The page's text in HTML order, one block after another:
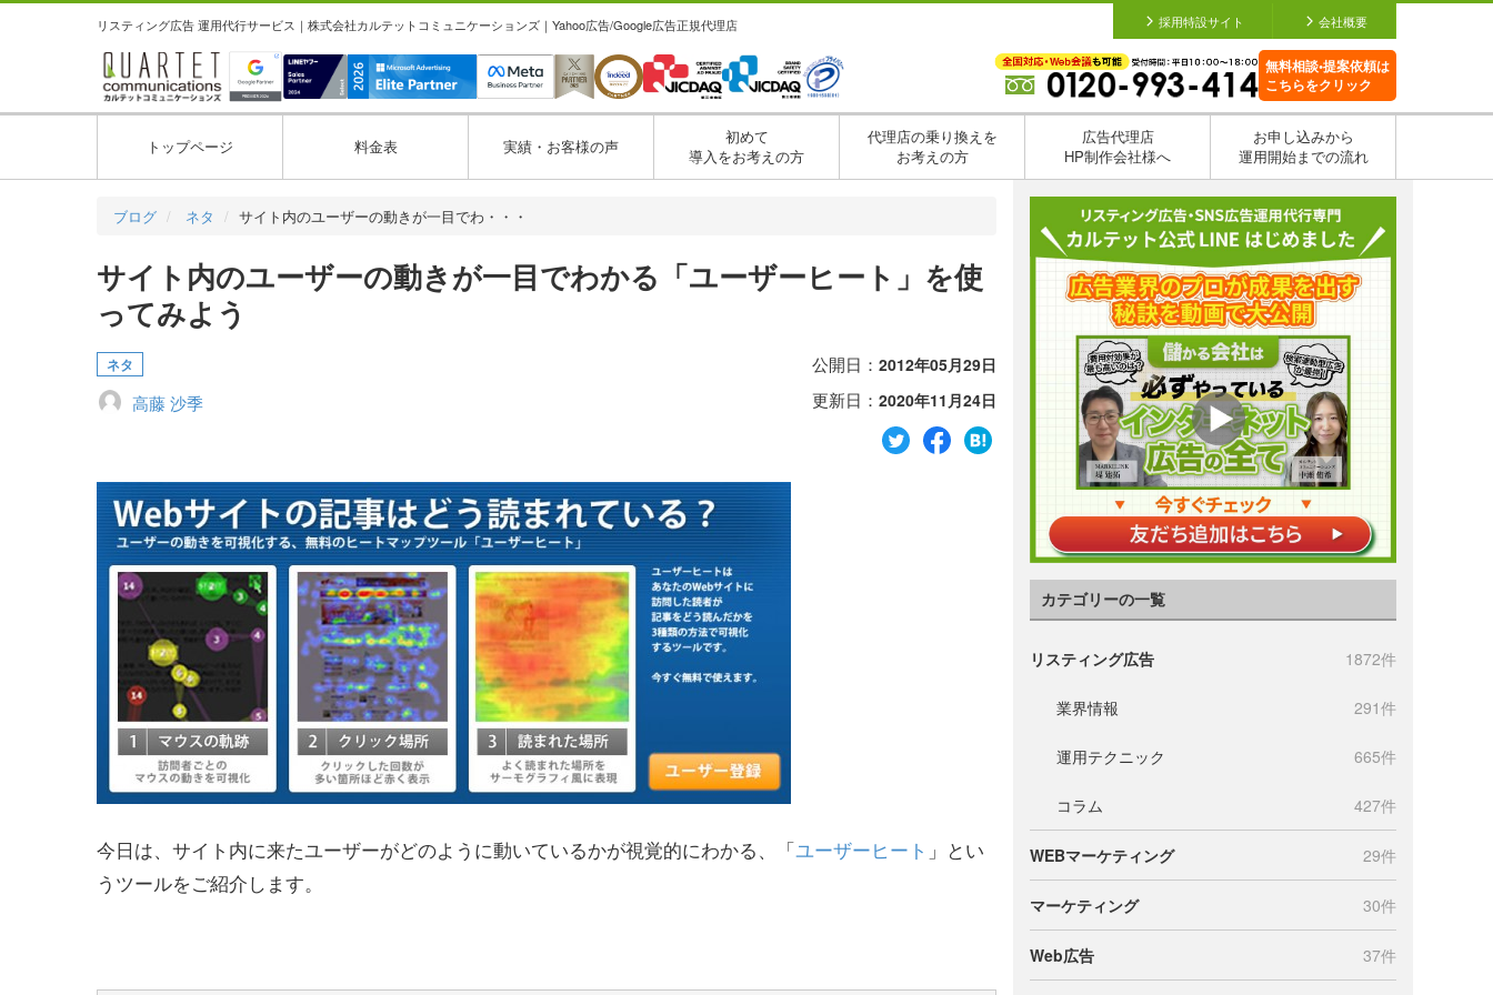
リスティング広告 運用代行サービス｜株式会社カルテットコミュニケーションズ｜Yahoo広告/Google広告正規代理店 採用特設サイト 会社概要
無料相談•提案依頼は
こちらをクリック
トップページ 料金表 実績・お客様の声
初めて
導入をお考えの方
代理店の乗り換えを
お考えの方
広告代理店
HP制作会社様へ
お申し込みから
運用開始までの流れ
ブログ ネタ サイト内のユーザーの動きが一目でわ・・・
サイト内のユーザーの動きが一目でわかる「ユーザーヒート」を使
ってみよう
ネタ
高藤 沙季
公開日： 2012年05月29日
更新日： 2020年11月24日
今日は、サイト内に来たユーザーがどのように動いているかが視覚的にわかる、「ユーザーヒート 」とい
うツールをご紹介します。
カテゴリーの一覧
リスティング広告 1872件
業界情報 291件
運用テクニック 665件
コラム 427件
WEBマーケティング 29件
マーケティング 30件
Web広告 37件